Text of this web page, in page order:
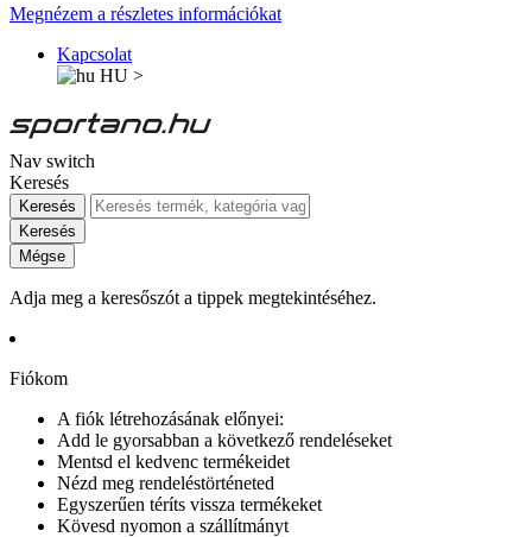
Megnézem a részletes információkat
Kapcsolat
HU >
Nav switch
Keresés
Keresés
Keresés
Mégse
Adja meg a keresőszót a tippek megtekintéséhez.
Fiókom
A fiók létrehozásának előnyei:
Add le gyorsabban a következő rendeléseket
Mentsd el kedvenc termékeidet
Nézd meg rendeléstörténeted
Egyszerűen téríts vissza termékeket
Kövesd nyomon a szállítmányt